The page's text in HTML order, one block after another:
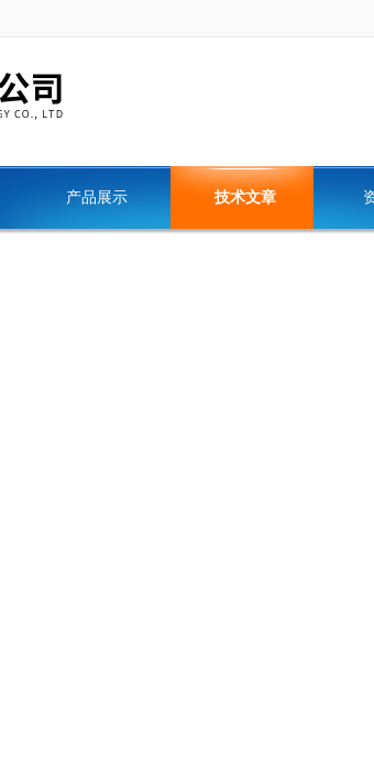
产品展示 技术文章